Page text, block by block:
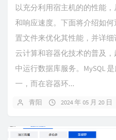
以充分利用宿主机的的性能
和响应速度。下面将介绍如何
置文件来优化其性能，并详
云计算和容器化技术的普及
中运行数据库服务。MySQL
一，而在容器环...
青阳 2024 年 05 月 20 日